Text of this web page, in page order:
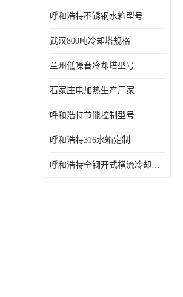
呼和浩特不锈钢水箱型号
武汉800吨冷却塔规格
兰州低噪音冷却塔型号
石家庄电加热生产厂家
呼和浩特节能控制型号
呼和浩特316水箱定制
呼和浩特全钢开式横流冷却塔型号